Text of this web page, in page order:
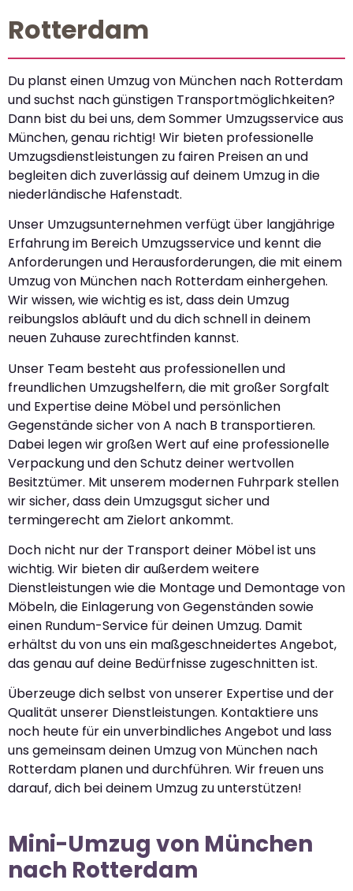
Rotterdam
Du planst einen Umzug von München nach Rotterdam
und suchst nach günstigen Transportmöglichkeiten?
Dann bist du bei uns, dem Sommer Umzugsservice aus
München, genau richtig! Wir bieten professionelle
Umzugsdienstleistungen zu fairen Preisen an und
begleiten dich zuverlässig auf deinem Umzug in die
niederländische Hafenstadt.
Unser Umzugsunternehmen verfügt über langjährige
Erfahrung im Bereich Umzugsservice und kennt die
Anforderungen und Herausforderungen, die mit einem
Umzug von München nach Rotterdam einhergehen.
Wir wissen, wie wichtig es ist, dass dein Umzug
reibungslos abläuft und du dich schnell in deinem
neuen Zuhause zurechtfinden kannst.
Unser Team besteht aus professionellen und
freundlichen Umzugshelfern, die mit großer Sorgfalt
und Expertise deine Möbel und persönlichen
Gegenstände sicher von A nach B transportieren.
Dabei legen wir großen Wert auf eine professionelle
Verpackung und den Schutz deiner wertvollen
Besitztümer. Mit unserem modernen Fuhrpark stellen
wir sicher, dass dein Umzugsgut sicher und
termingerecht am Zielort ankommt.
Doch nicht nur der Transport deiner Möbel ist uns
wichtig. Wir bieten dir außerdem weitere
Dienstleistungen wie die Montage und Demontage von
Möbeln, die Einlagerung von Gegenständen sowie
einen Rundum-Service für deinen Umzug. Damit
erhältst du von uns ein maßgeschneidertes Angebot,
das genau auf deine Bedürfnisse zugeschnitten ist.
Überzeuge dich selbst von unserer Expertise und der
Qualität unserer Dienstleistungen. Kontaktiere uns
noch heute für ein unverbindliches Angebot und lass
uns gemeinsam deinen Umzug von München nach
Rotterdam planen und durchführen. Wir freuen uns
darauf, dich bei deinem Umzug zu unterstützen!
Mini-Umzug von München
nach Rotterdam